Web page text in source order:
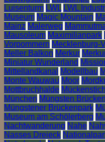
Luisenturm LWL LWL
Museum Magic Mountain
Mainz Malerweg
Mausoleum Maximilianpark
Vorpommern Mecklenburg-
Meller Balkon Merkur
Miniatur Wunderland
Mittellandkanal
Modellbau
Monte Wauwau Moor
Mottbruchhalde Mückenstich
München Müngsten
Müngstener Brückenpark
Museum am Schölerberg
Nachtwanderung Nahe
Nasses Dreieck